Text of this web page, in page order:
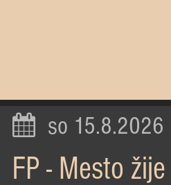
so 15.8.2026
FP - Mesto